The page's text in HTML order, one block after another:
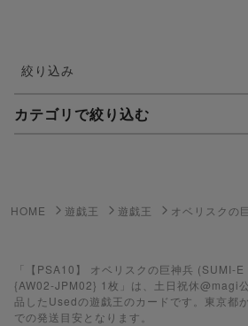
絞り込み
カテゴリで絞り込む
遊戯王
遊戯王ラッシュデュエル
HOME 遊戯王 遊戯王 オベリスクの
「【PSA10】 オベリスクの巨神兵 (SUMI-
{AW02-JPM02} 1枚」は、土日祝休@magi
品したUsedの遊戯王のカードです。東京都
での発送目安となります。